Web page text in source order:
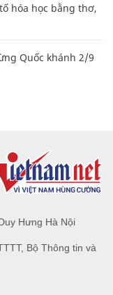
hóa học bằng thơ,
Quốc khánh 2/9
Hưng Hà Nội
Bộ Thông tin và